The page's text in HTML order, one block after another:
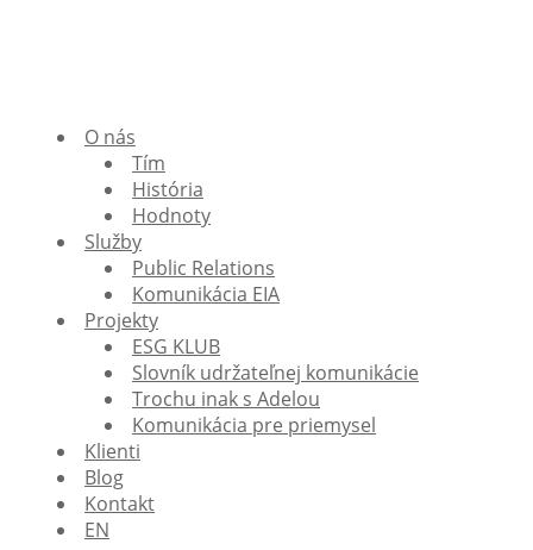
O nás
Tím
História
Hodnoty
Služby
Public Relations
Komunikácia EIA
Projekty
ESG KLUB
Slovník udržateľnej komunikácie
Trochu inak s Adelou
Komunikácia pre priemysel
Klienti
Blog
Kontakt
EN